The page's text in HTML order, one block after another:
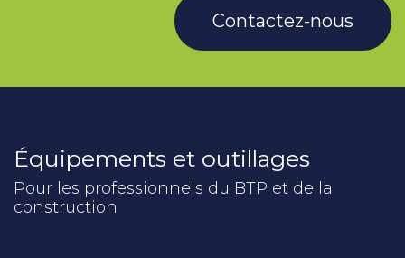
Contactez-nous
Équipements et outillages
Pour les professionnels du BTP et de la
construction